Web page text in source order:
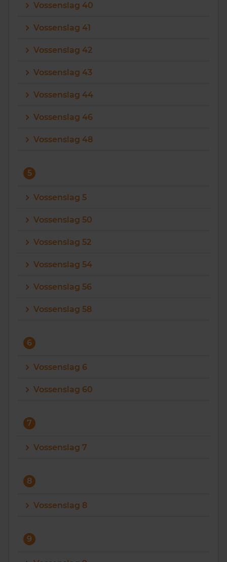
Vossenslag 40
Vossenslag 41
Vossenslag 42
Vossenslag 43
Vossenslag 44
Vossenslag 46
Vossenslag 48
5
Vossenslag 5
Vossenslag 50
Vossenslag 52
Vossenslag 54
Vossenslag 56
Vossenslag 58
6
Vossenslag 6
Vossenslag 60
7
Vossenslag 7
8
Vossenslag 8
9